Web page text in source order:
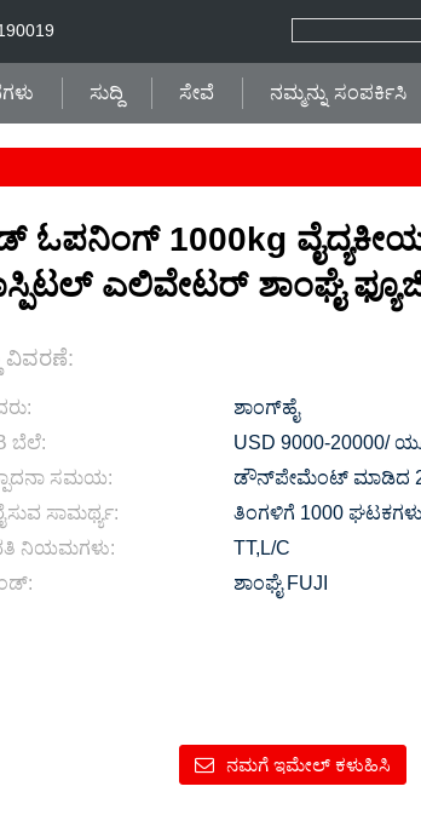
ಸುದ್ದಿ ಸೇವೆ ನಮ್ಮನ್ನು ಸಂಪರ್ಕಿಸಿ
ಓಪನಿಂಗ್ 1000kg
ಎಲಿವೇಟರ್ ಶಾಂಘೈ
ವಿವರಣೆ:
ಶಾಂಗ್‌ಹೈ
ಬೆಲೆ:
USD 9000-20000/
ಸಮಯ:
ಡೌನ್‌ಪೇಮೆಂಟ್ ಮಾಡಿದ
ಸಾಮರ್ಥ್ಯ:
ತಿಂಗಳಿಗೆ 1000 ಘಟಕಗಳು
ನಿಯಮಗಳು:
TT,L/C
ಶಾಂಘೈ FUJI
ನಮಗೆ ಇಮೇಲ್ ಕಳುಹಿಸಿ